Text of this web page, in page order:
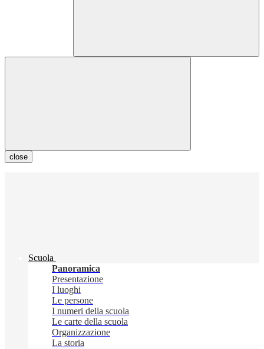
close
Scuola
Panoramica
Presentazione
I luoghi
Le persone
I numeri della scuola
Le carte della scuola
Organizzazione
La storia